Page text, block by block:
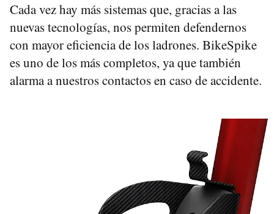
Cada vez hay más sistemas que, gracias a las
nuevas tecnologías, nos permiten defendernos
con mayor eficiencia de los ladrones. BikeSpike
es uno de los más completos, ya que también
alarma a nuestros contactos en caso de accidente.